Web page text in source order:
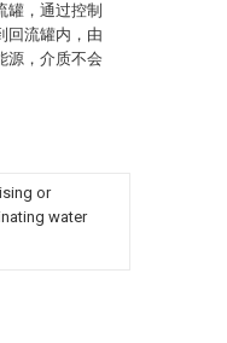
罐，通过控制
回流罐内，由
源，介质不会
or
water